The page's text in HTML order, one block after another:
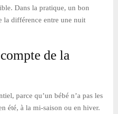
Dans la pratique, un bon
la différence entre une nuit
de la
parce qu’un bébé n’a pas les
été, à la mi-saison ou en hiver.